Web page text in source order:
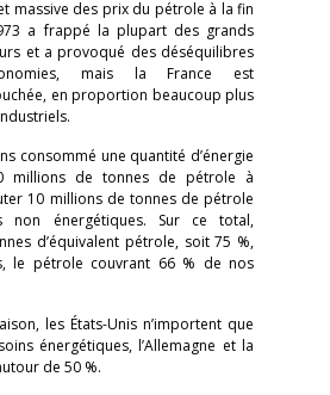
massive des prix du pétrole à la fin
a frappé la plupart des grands
et a provoqué des déséquilibres
mais la France est
en proportion beaucoup plus
consommé une quantité d’énergie
millions de tonnes de pétrole à
10 millions de tonnes de pétrole
non énergétiques. Sur ce total,
d’équivalent pétrole, soit 75 %,
le pétrole couvrant 66 % de nos
les États-Unis n’importent que
énergétiques, l’Allemagne et la
de 50 %.